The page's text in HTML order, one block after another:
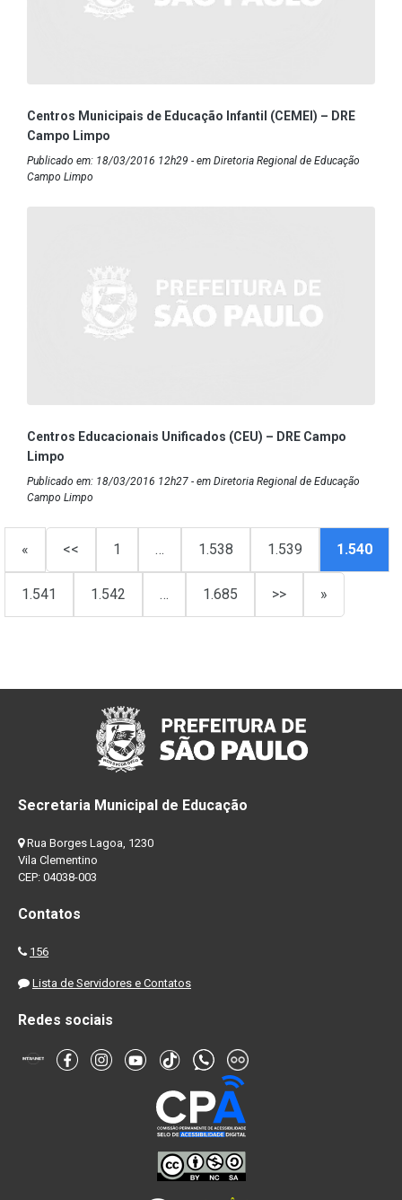
Centros Municipais de Educação Infantil (CEMEI) – DRE
Campo Limpo
Publicado em: 18/03/2016 12h29 - em Diretoria Regional de Educação
Campo Limpo
Centros Educacionais Unificados (CEU) – DRE Campo
Limpo
Publicado em: 18/03/2016 12h27 - em Diretoria Regional de Educação
Campo Limpo
« << 1 … 1.538 1.539 1.540
1.541 1.542 … 1.685 >> »
Secretaria Municipal de Educação
Rua Borges Lagoa, 1230
Vila Clementino
CEP: 04038-003
Contatos
156
Lista de Servidores e Contatos
Redes sociais